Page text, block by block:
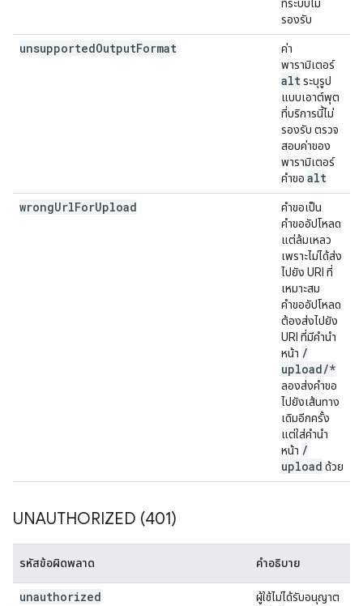
ที่ระบบไม่
รองรับ
unsupportedOutputFormat
ค่า
พารามิเตอร์
altระบุรูป
แบบเอาต์พุต
ที่บริการนี้ไม่
รองรับ ตรวจ
สอบค่าของ
พารามิเตอร์
คำขอ alt
wrongUrlForUpload
คำขอเป็น
คำขออัปโหลด
แต่ล้มเหลว
เพราะไม่ได้ส่ง
ไปยัง URI ที่
เหมาะสม
คำขออัปโหลด
ต้องส่งไปยัง
URI ที่มีคำนำ
หน้า /
upload/*
ลองส่งคำขอ
ไปยังเส้นทาง
เดิมอีกครั้ง
แต่ใส่คำนำ
หน้า /
upload ด้วย
UNAUTHORIZED (401)
รหัสข้อผิดพลาด คำอธิบาย
unauthorized
ผู้ใช้ไม่ได้รับอนุญาต